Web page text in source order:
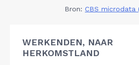
Bron: CBS microdata
WERKENDEN, NAAR
HERKOMSTLAND